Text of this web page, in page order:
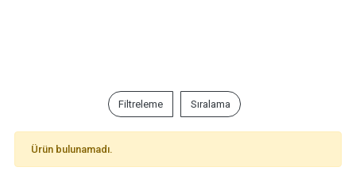
Filtreleme Sıralama
Ürün bulunamadı.